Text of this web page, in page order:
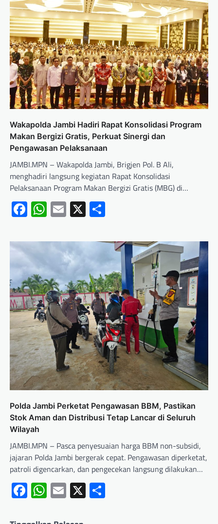
Wakapolda Jambi Hadiri Rapat Konsolidasi Program
Makan Bergizi Gratis, Perkuat Sinergi dan
Pengawasan Pelaksanaan
JAMBI.MPN – Wakapolda Jambi, Brigjen Pol. B Ali,
menghadiri langsung kegiatan Rapat Konsolidasi
Pelaksanaan Program Makan Bergizi Gratis (MBG) di…
Facebook
WhatsApp
Email
X
Polda Jambi Perketat Pengawasan BBM, Pastikan
Stok Aman dan Distribusi Tetap Lancar di Seluruh
Wilayah
JAMBI.MPN – Pasca penyesuaian harga BBM non-subsidi,
jajaran Polda Jambi bergerak cepat. Pengawasan diperketat,
patroli digencarkan, dan pengecekan langsung dilakukan…
Facebook
WhatsApp
Email
X